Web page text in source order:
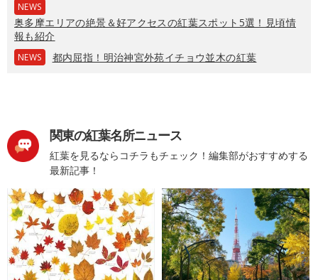
NEWS
奥多摩エリアの絶景＆好アクセスの紅葉スポット5選！見頃情
報も紹介
NEWS 都内屈指！明治神宮外苑イチョウ並木の紅葉
関東の紅葉名所ニュース
紅葉を見るならコチラもチェック！編集部がおすすめする
最新記事！